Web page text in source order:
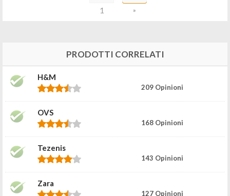
1
»
PRODOTTI CORRELATI
H&M
209 Opinioni
OVS
168 Opinioni
Tezenis
143 Opinioni
Zara
127 Opinioni